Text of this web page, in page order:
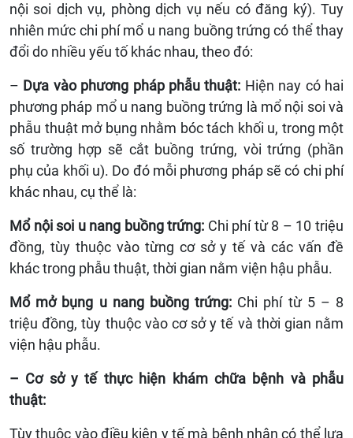
nội soi dịch vụ, phòng dịch vụ nếu có đăng ký). Tuy
nhiên mức chi phí mổ u nang buồng trứng có thể thay
đổi do nhiều yếu tố khác nhau, theo đó:
– Dựa vào phương pháp phẫu thuật: Hiện nay có hai
phương pháp mổ u nang buồng trứng là mổ nội soi và
phẫu thuật mở bụng nhằm bóc tách khối u, trong một
số trường hợp sẽ cắt buồng trứng, vòi trứng (phần
phụ của khối u). Do đó mỗi phương pháp sẽ có chi phí
khác nhau, cụ thể là:
Mổ nội soi u nang buồng trứng: Chi phí từ 8 – 10 triệu
đồng, tùy thuộc vào từng cơ sở y tế và các vấn đề
khác trong phẫu thuật, thời gian nằm viện hậu phẫu.
Mổ mở bụng u nang buồng trứng: Chi phí từ 5 – 8
triệu đồng, tùy thuộc vào cơ sở y tế và thời gian nằm
viện hậu phẫu.
– Cơ sở y tế thực hiện khám chữa bệnh và phẫu
thuật:
Tùy thuộc vào điều kiện y tế mà bệnh nhân có thể lựa